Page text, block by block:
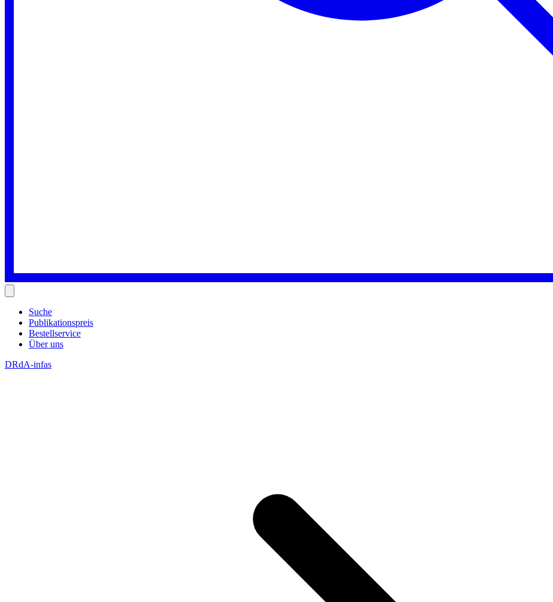
Suche
Publikationspreis
Bestellservice
Über uns
DRdA-infas